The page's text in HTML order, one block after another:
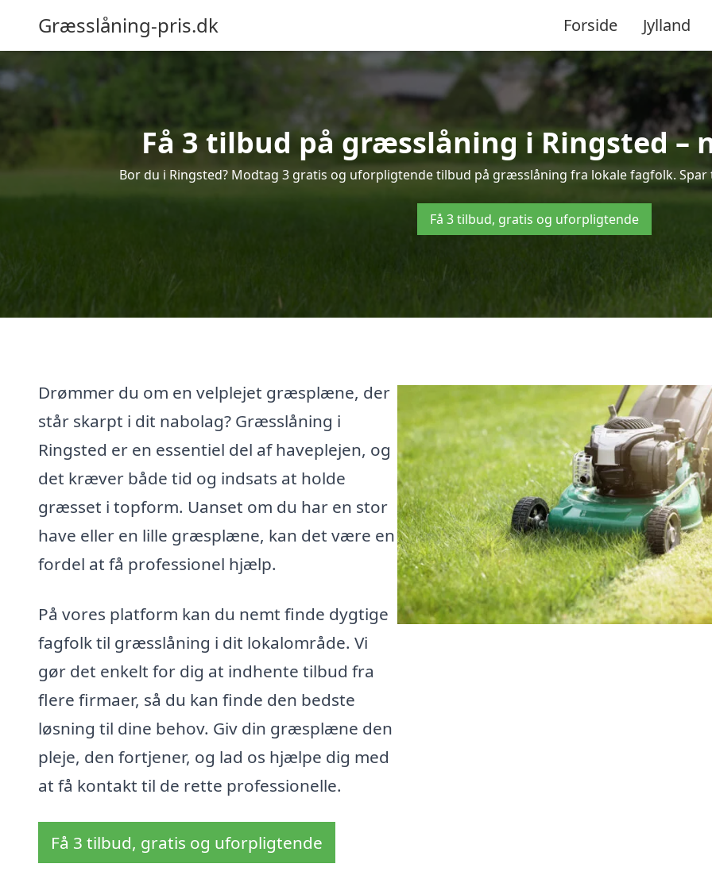
Græsslåning-pris.dk Forside Jylland
Få 3 tilbud på græsslåning i Ringsted
Bor du i Ringsted? Modtag 3 gratis og uforpligtende tilbud på græsslåning fra lokale fagfolk.
Få 3 tilbud, gratis og uforpligtende
Drømmer du om en velplejet græsplæne, der
står skarpt i dit nabolag? Græsslåning i
Ringsted er en essentiel del af haveplejen, og
det kræver både tid og indsats at holde
græsset i topform. Uanset om du har en stor
have eller en lille græsplæne, kan det være en
fordel at få professionel hjælp.
På vores platform kan du nemt finde dygtige
fagfolk til græsslåning i dit lokalområde. Vi
gør det enkelt for dig at indhente tilbud fra
flere firmaer, så du kan finde den bedste
løsning til dine behov. Giv din græsplæne den
pleje, den fortjener, og lad os hjælpe dig med
at få kontakt til de rette professionelle.
Få 3 tilbud, gratis og uforpligtende